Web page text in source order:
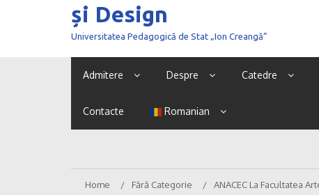
și Design
Universitatea Pedagogică de Stat „Ion Creangă”
Admitere Despre Catedre
Contacte Romanian
Home Fără Categorie ANACEC La Facultatea